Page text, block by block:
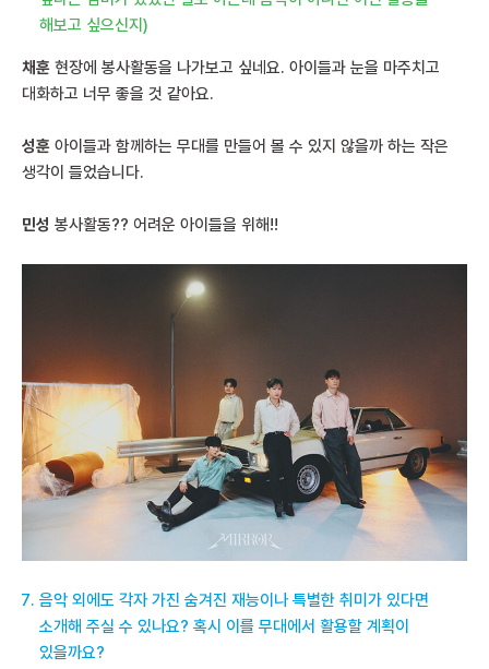
해보고 싶으신지)
채훈 현장에 봉사활동을 나가보고 싶네요. 아이들과 눈을 마주치고
대화하고 너무 좋을 것 같아요.
성훈 아이들과 함께하는 무대를 만들어 볼 수 있지 않을까 하는 작은
생각이 들었습니다.
민성 봉사활동?? 어려운 아이들을 위해!!
음악 외에도 각자 가진 숨겨진 재능이나 특별한 취미가 있다면
소개해 주실 수 있나요? 혹시 이를 무대에서 활용할 계획이
있을까요?